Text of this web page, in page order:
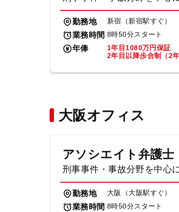
勤務地 新宿（新宿駅すぐ）
業務時間 8時50分スタート
年俸
1年目1080万円保証
2年目以降歩合制（2
大阪オフィス
アソシエイト弁護士
刑事事件・事故分野を中心
勤務地 大阪（大阪駅すぐ）
業務時間 8時50分スタート